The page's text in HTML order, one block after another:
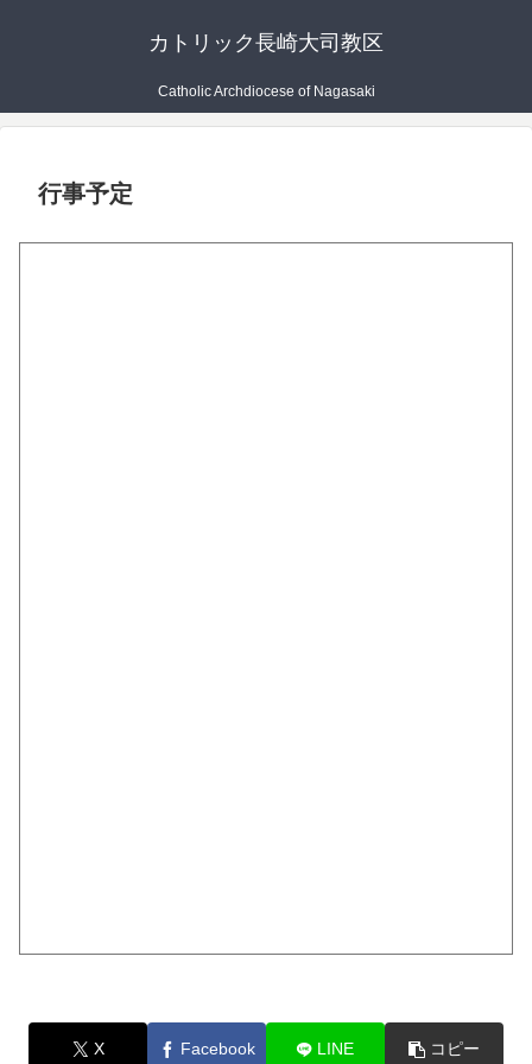
カトリック長崎大司教区
Catholic Archdiocese of Nagasaki
行事予定
X Facebook LINE コピー